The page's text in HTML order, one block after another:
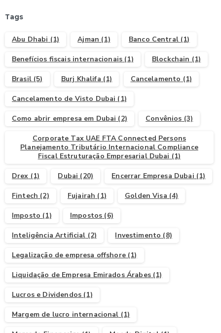
Tags
Abu Dhabi (1) Ajman (1) Banco Central(1)
Benefícios fiscais internacionais (1) Blockchain (1)
Brasil(5) Burj Khalifa (1) Cancelamento (1)
Cancelamento de Visto Dubai (1)
Como abrir empresa em Dubai (2) Convênios (3)
Corporate Tax UAE FTA Connected Persons
Planejamento Tributário Internacional Compliance
Fiscal Estruturação Empresarial Dubai (1)
Drex (1) Dubai (20) Encerrar Empresa Dubai (1)
Fintech (2) Fujairah (1) Golden Visa (4)
Imposto (1) Impostos (6)
Inteligência Artificial (2) Investimento (8)
Legalização de empresa offshore(1)
Liquidação de Empresa Emirados Árabes(1)
Lucros e Dividendos (1)
Margem de lucro internacional (1)